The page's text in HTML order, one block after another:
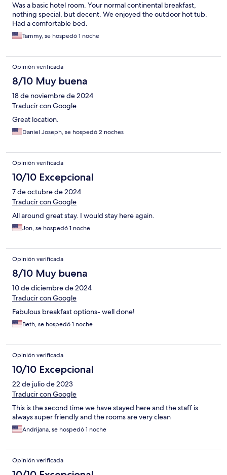
Was a basic hotel room. Your normal continental breakfast,
nothing special, but decent. We enjoyed the outdoor hot tub.
Had a comfortable bed.
Tammy, se hospedó 1 noche
Opinión verificada
8/10 Muy buena
18 de noviembre de 2024
Traducir con Google
Great location.
Daniel Joseph, se hospedó 2 noches
Opinión verificada
10/10 Excepcional
7 de octubre de 2024
Traducir con Google
All around great stay. I would stay here again.
Jon, se hospedó 1 noche
Opinión verificada
8/10 Muy buena
10 de diciembre de 2024
Traducir con Google
Fabulous breakfast options- well done!
Beth, se hospedó 1 noche
Opinión verificada
10/10 Excepcional
22 de julio de 2023
Traducir con Google
This is the second time we have stayed here and the staff is
always super friendly and the rooms are very clean
Andrijana, se hospedó 1 noche
Opinión verificada